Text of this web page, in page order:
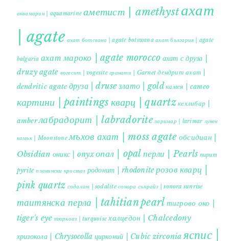
аквамарин | aquamarine аметист | amethystахат
| agate ахат ботсвана | agate botswana ахат българия | agate
bulgaria ахат мароко | agate morocco ахат с друза |
druzy agate вогесит | vogesite гранати | Garnet дендрит ахат |
dendritic agate друза | druse злато | gold камея | cameo
картини | paintings кварц | quartzкехлибар |
amberлабрадорит | labradorite ларимар | larimar лунен
камък | Moonstone мъхов ахат | moss agate обсидиан |
Obsidian оникс | onyxопал | opal перли | Pearls пирит |
pyrite планински кристал родонит | rhodonite розов кварц |
pink quartz содалит | sodalite сонора сънрайз | sonora sunrise
таитянска перла | tahitian pearl тигрово око |
tiger's eye тюркоаз | turquoise халцедон | Chalcedony
хризокола | Chrysocolla цирконий | Cubic zirconia яспис |